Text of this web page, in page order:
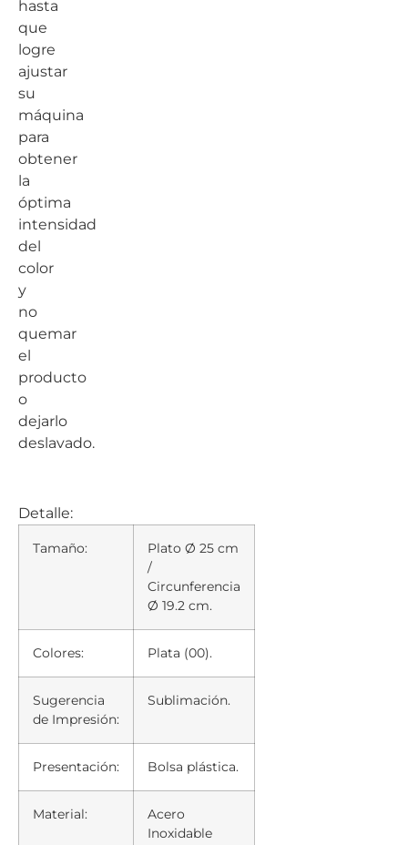
hasta
que
logre
ajustar
su
máquina
para
obtener
la
óptima
intensidad
del
color
y
no
quemar
el
producto
o
dejarlo
deslavado.
Detalle:
Tamaño:
Plato Ø 25 cm
/
Circunferencia
Ø 19.2 cm.
Colores: Plata (00).
Sugerencia
de Impresión:
Sublimación.
Presentación: Bolsa plástica.
Material:
Acero
Inoxidable